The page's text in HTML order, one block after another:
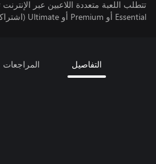
Essential أو Premium أو Ultimate (اشتراكات تُباع بشكل منفصل).
التفاصيل المراجعات